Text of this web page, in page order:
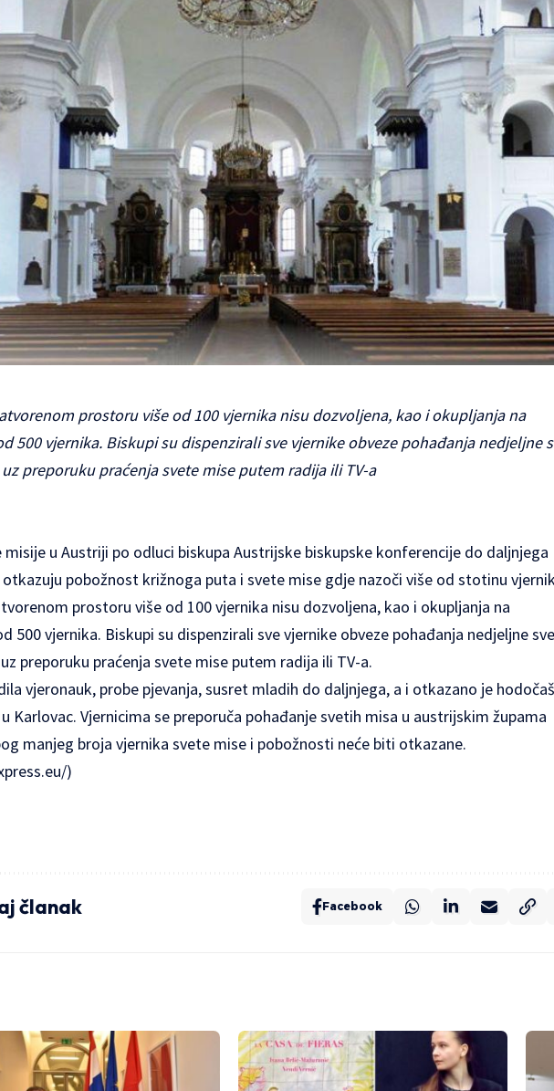
prostoru više od 100 vjernika nisu dozvoljena, kao i okupljanja na
500 vjernika. Biskupi su dispenzirali sve vjernike obveze pohađanja nedjeljne
preporuku praćenja svete mise putem radija ili TV-a
u Austriji po odluci biskupa Austrijske biskupske konferencije do daljnjega
pobožnost križnoga puta i svete mise gdje nazoči više od stotinu
prostoru više od 100 vjernika nisu dozvoljena, kao i okupljanja na
500 vjernika. Biskupi su dispenzirali sve vjernike obveze pohađanja nedjeljne
preporuku praćenja svete mise putem radija ili TV-a.
vjeronauk, probe pjevanja, susret mladih do daljnjega, a i otkazano je
Karlovac. Vjernicima se preporuča pohađanje svetih misa u austrijskim župama
manjeg broja vjernika svete mise i pobožnosti neće biti otkazane.
)
članak Facebook